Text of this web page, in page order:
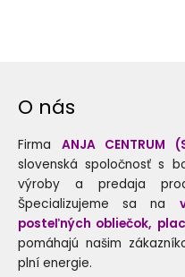
O nás
Firma ANJA CENTRUM
slovenská spoločnosť s
výroby a predaja
Špecializujeme sa na
posteľných obliečok,
pomáhajú našim
plní